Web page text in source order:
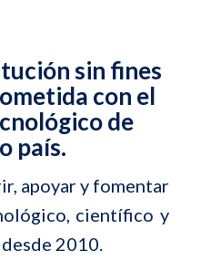
sin fines
con el
de
país.
apoyar y fomentar
científico y
2010.